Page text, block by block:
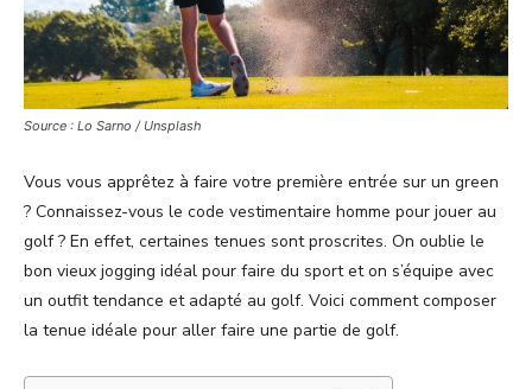
Source : Lo Sarno / Unsplash
Vous vous apprêtez à faire votre première entrée sur un green
? Connaissez-vous le code vestimentaire homme pour jouer au
golf ? En effet, certaines tenues sont proscrites. On oublie le
bon vieux jogging idéal pour faire du sport et on s’équipe avec
un outfit tendance et adapté au golf. Voici comment composer
la tenue idéale pour aller faire une partie de golf.